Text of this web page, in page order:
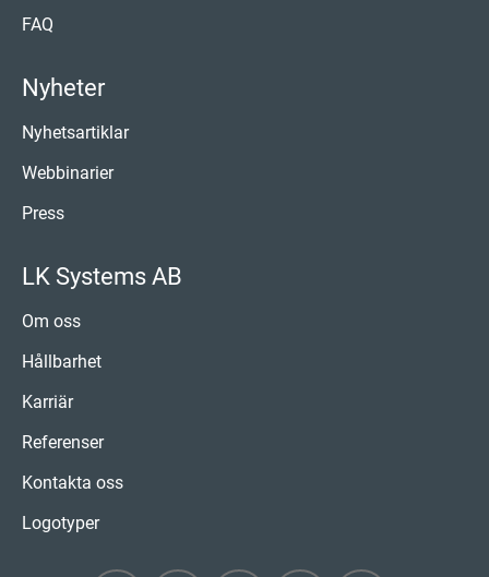
FAQ
Nyheter
Nyhetsartiklar
Webbinarier
Press
LK Systems AB
Om oss
Hållbarhet
Karriär
Referenser
Kontakta oss
Logotyper